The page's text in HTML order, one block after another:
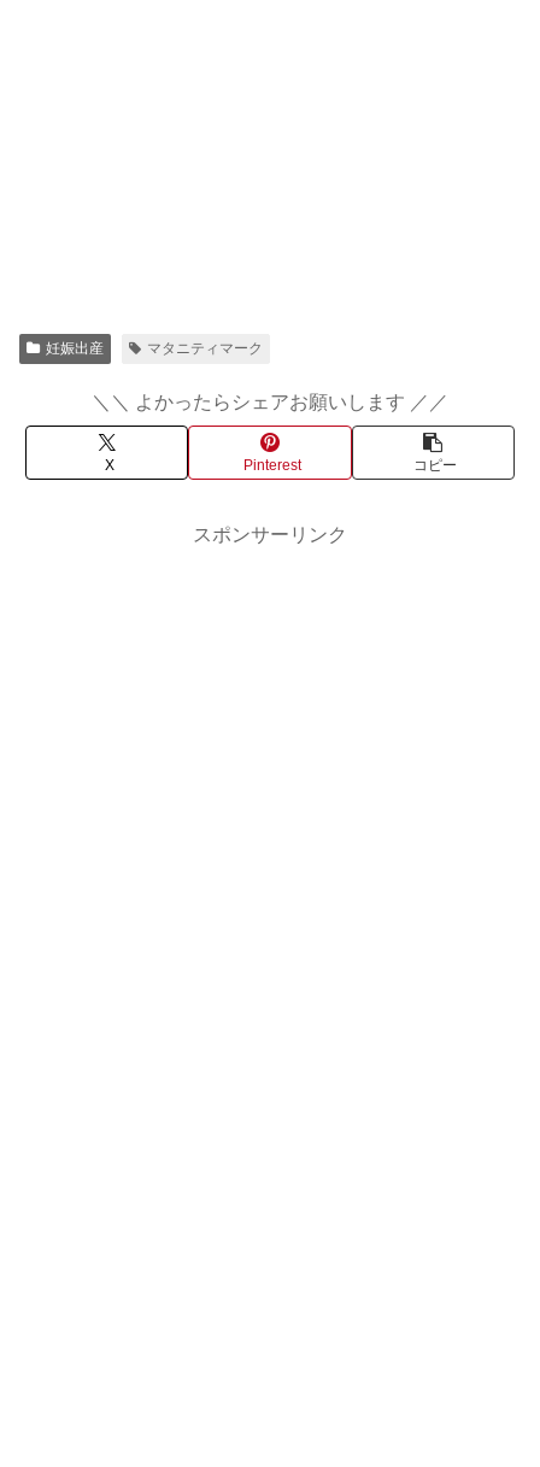
妊娠出産 マタニティマーク
＼＼ よかったらシェアお願いします ／／
X Pinterest コピー
スポンサーリンク